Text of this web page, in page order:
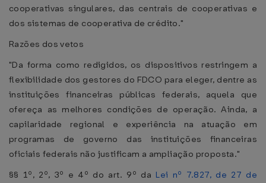
cooperativas singulares, das centrais de cooperativas e
dos sistemas de cooperativa de crédito."
Razões dos vetos
"Da forma como redigidos, os dispositivos restringem a
flexibilidade dos gestores do FDCO para eleger, dentre as
instituições financeiras públicas federais, aquela que
ofereça as melhores condições de operação. Ainda, a
capilaridade regional e experiência na atuação em
programas de governo das instituições financeiras
oficiais federais não justificam a ampliação proposta."
§§ 1º, 2º, 3º e 4º do art. 9º da Lei nº 7.827, de 27 de